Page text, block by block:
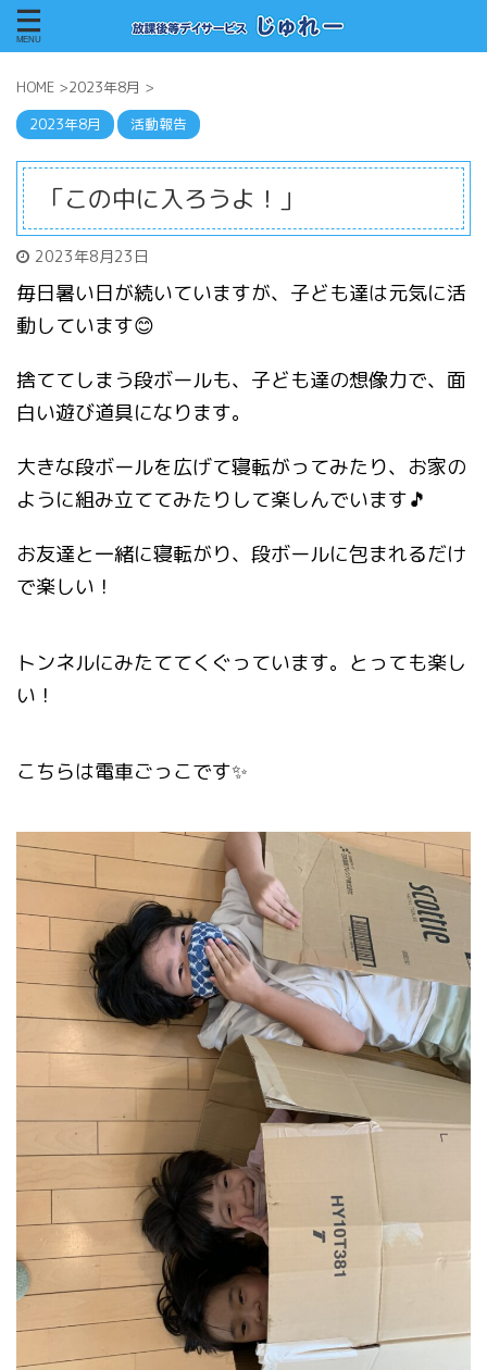
HOME >2023年8月 >
2023年8月
活動報告
「この中に入ろうよ！」
2023年8月23日
毎日暑い日が続いていますが、子ども達は元気に活
動しています😊
捨ててしまう段ボールも、子ども達の想像力で、面
白い遊び道具になります。
大きな段ボールを広げて寝転がってみたり、お家の
ように組み立ててみたりして楽しんでいます🎵
お友達と一緒に寝転がり、段ボールに包まれるだけ
で楽しい！
トンネルにみたててくぐっています。とっても楽し
い！
こちらは電車ごっこです✨